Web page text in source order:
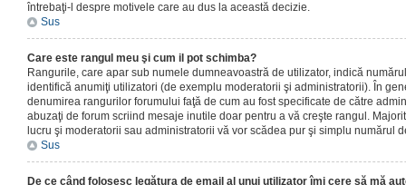
întrebaţi-l despre motivele care au dus la această decizie.
Sus
Care este rangul meu şi cum il pot schimba?
Rangurile, care apar sub numele dumneavoastră de utilizator, indică
identifică anumiţi utilizatori (de exemplu moderatorii şi administratorii). În
denumirea rangurilor forumului faţă de cum au fost specificate de către
abuzaţi de forum scriind mesaje inutile doar pentru a vă creşte rangul.
lucru şi moderatorii sau administratorii vă vor scădea pur şi simplu numărul
Sus
De ce când folosesc legătura de email al unui utilizator îmi cere să mă